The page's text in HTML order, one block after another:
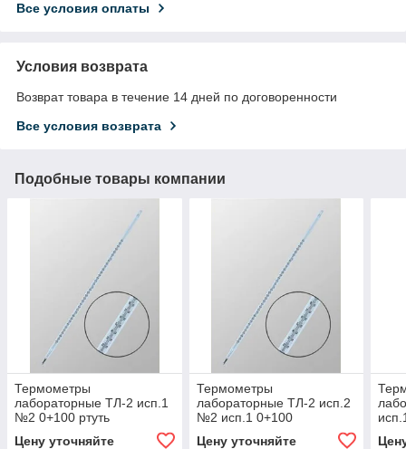
Все условия оплаты
Условия возврата
Возврат товара в течение 14 дней по договоренности
Все условия возврата
Подобные товары компании
Термометры
лабораторные ТЛ-2 исп.1
№2 0+100 ртуть
Цену уточняйте
Термометры
лабораторные ТЛ-2 исп.2
№2 исп.1 0+100
Цену уточняйте